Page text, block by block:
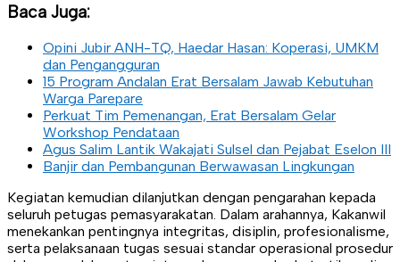
Baca Juga:
Opini Jubir ANH-TQ, Haedar Hasan: Koperasi, UMKM
dan Pengangguran
15 Program Andalan Erat Bersalam Jawab Kebutuhan
Warga Parepare
Perkuat Tim Pemenangan, Erat Bersalam Gelar
Workshop Pendataan
Agus Salim Lantik Wakajati Sulsel dan Pejabat Eselon III
Banjir dan Pembangunan Berwawasan Lingkungan
Kegiatan kemudian dilanjutkan dengan pengarahan kepada
seluruh petugas pemasyarakatan. Dalam arahannya, Kakanwil
menekankan pentingnya integritas, disiplin, profesionalisme,
serta pelaksanaan tugas sesuai standar operasional prosedur